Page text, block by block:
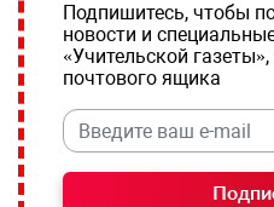
Подпишитесь, чтобы
новости и
«Учительской
почтового ящика